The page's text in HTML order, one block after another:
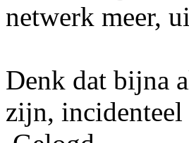
netwerk meer,
Denk dat bijna
zijn,